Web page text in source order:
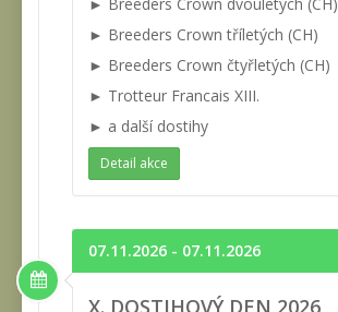
► Breeders Crown tříletých (CH)
► Breeders Crown čtyřletých (CH)
► Trotteur Francais XIII.
► a další dostihy
Detail akce
07.11.2026 - 07.11.2026
X. DOSTIHOVÝ DEN 2026